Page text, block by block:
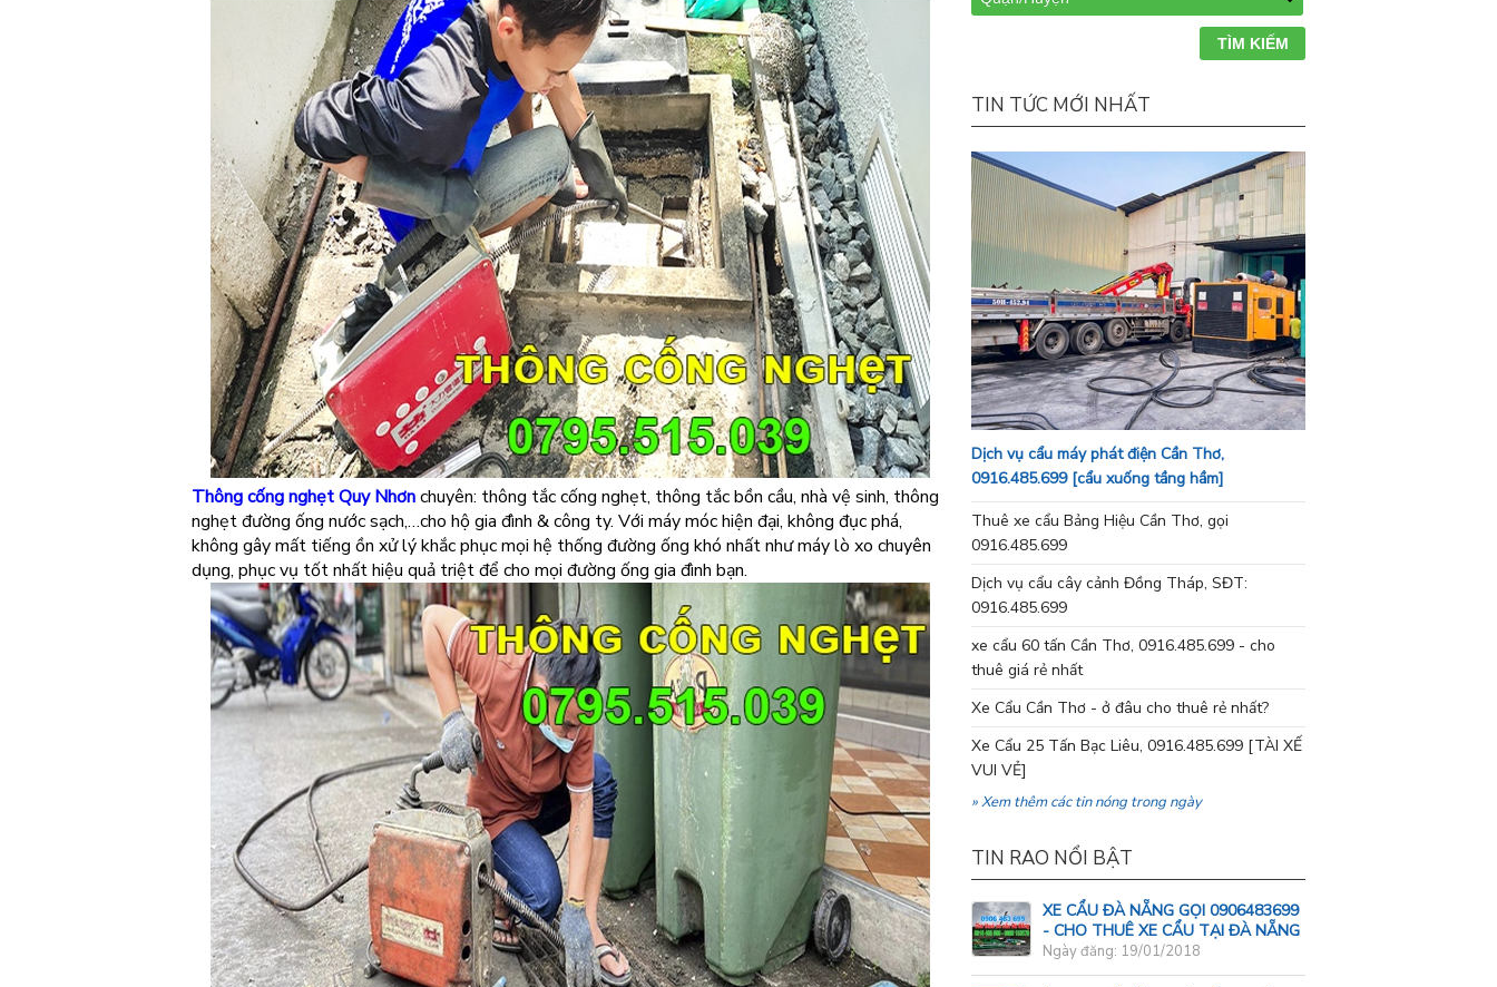
Thông cống nghẹt Quy Nhơnchuyên: thông tắc cống nghẹt, thông tắc bồn cầu, nhà vệ sinh, thông
nghẹt đường ống nước sạch,…cho hộ gia đình & công ty. Với máy móc hiện đại, không đục phá,
không gây mất tiếng ồn xử lý khắc phục mọi hệ thống đường ống khó nhất như máy lò xo chuyên
dụng, phục vụ tốt nhất hiệu quả triệt để cho mọi đường ống gia đình bạn.
TIN TỨC MỚI NHẤT
Dịch vụ cẩu máy phát điện Cần Thơ,
0916.485.699 [cẩu xuống tầng hầm]
Thuê xe cẩu Bảng Hiệu Cần Thơ, gọi
0916.485.699
Dịch vụ cẩu cây cảnh Đồng Tháp, SĐT:
0916.485.699
xe cẩu 60 tấn Cần Thơ, 0916.485.699 - cho
thuê giá rẻ nhất
Xe Cẩu Cần Thơ - ở đâu cho thuê rẻ nhất?
Xe Cẩu 25 Tấn Bạc Liêu, 0916.485.699 [TÀI XẾ
VUI VẺ]
» Xem thêm các tin nóng trong ngày
TIN RAO NỔI BẬT
XE CẨU ĐÀ NẴNG GỌI 0906483699
- CHO THUÊ XE CẨU TẠI ĐÀ NẴNG
Ngày đăng: 19/01/2018